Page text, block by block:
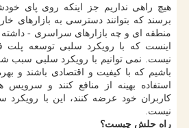
هیچ راهی نداریم جز اینکه روی پای
برسند که بتوانند دسترسی به بازارهای
منطقه ای و چه بازارهای سراسری -
اینست که با رویکرد سلبی توسعه پلت
نیست. نمی توانیم با رویکرد سلبی سبب
باشیم که با کیفیت و اقتصادی باشند و
استفاده بهینه از منافع کنند و
کاربران خود عرضه کنند، این با رویکرد
نیست.
راه حلش چیست؟